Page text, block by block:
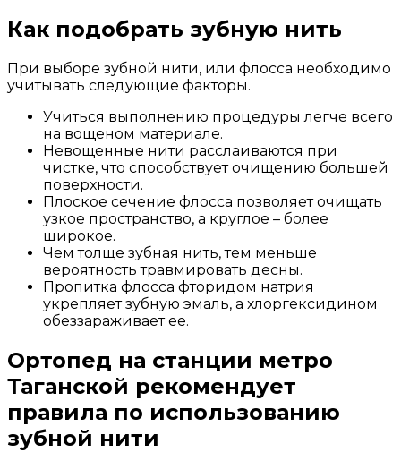
Как подобрать зубную нить
При выборе зубной нити, или флосса необходимо
учитывать следующие факторы.
Учиться выполнению процедуры легче всего
на вощеном материале.
Невощенные нити расслаиваются при
чистке, что способствует очищению большей
поверхности.
Плоское сечение флосса позволяет очищать
узкое пространство, а круглое – более
широкое.
Чем толще зубная нить, тем меньше
вероятность травмировать десны.
Пропитка флосса фторидом натрия
укрепляет зубную эмаль, а хлоргексидином
обеззараживает ее.
Ортопед на станции метро
Таганской рекомендует
правила по использованию
зубной нити